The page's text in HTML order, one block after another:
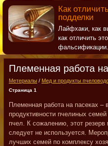
ПОИСК КОНТАКТЫ
Как
подделки
Лайфхаки, как
как отличить
фальсификации.
Племенная работа
Метериалы / Мед и продукты
Страница 1
Племенная работа на пасеках
продуктивности пчелиных
пчел. К сожалению, этот резерв
следует не используется.
лучших семей по комплексу